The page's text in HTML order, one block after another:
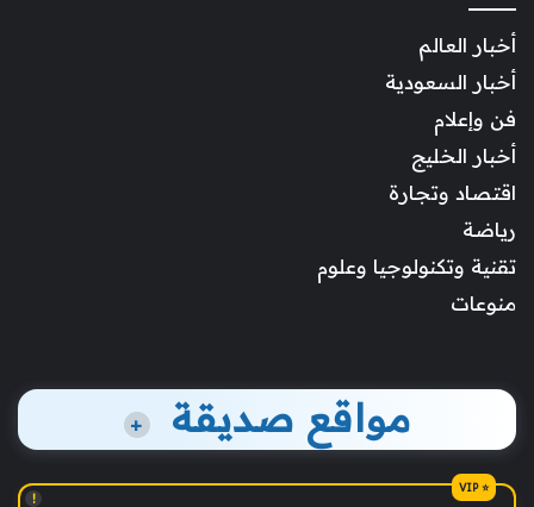
أخبار العالم
أخبار السعودية
فن وإعلام
أخبار الخليج
اقتصاد وتجارة
رياضة
تقنية وتكنولوجيا وعلوم
منوعات
مواقع صديقة +
!